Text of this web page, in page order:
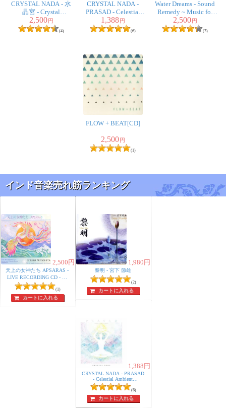
CRYSTAL NADA - 水
晶宮 - Crystal
Palace[CD]
2,500円
(4)
CRYSTAL NADA -
PRASAD - Celestial
Ambient Sound[CD]
1,388円
(6)
Water Dreams - Sound
Remedy ~ Music for
Salon ~
2,500円
(3)
FLOW + BEAT[CD]
2,500円
(1)
インド音楽売れ筋ランキング
天上の女神たち APSARAS -
LIVE RECORDING CD - 宮
下節雄
2,500 円
(1)
カートに入れる
黎明 - 宮下 節雄
1,980 円
(2)
カートに入れる
CRYSTAL NADA - PRASAD
- Celestial Ambient
Sound[CD]
1,388 円
(6)
カートに入れる